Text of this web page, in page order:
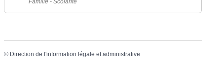
Famille - Scolarité
© Direction de l'information légale et administrative